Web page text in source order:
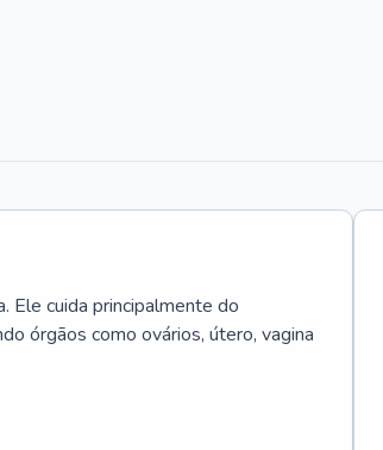
Ele cuida principalmente do
órgãos como ovários, útero, vagina